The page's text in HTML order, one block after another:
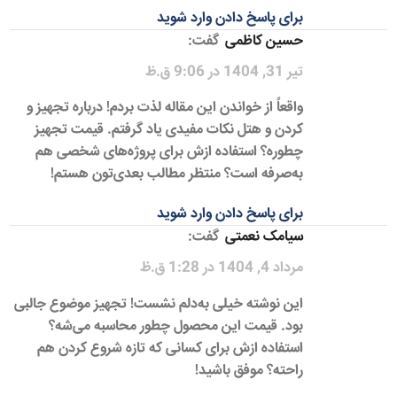
برای پاسخ دادن وارد شوید
حسین کاظمی گفت:
تیر 31, 1404 در 9:06 ق.ظ
واقعاً از خواندن این مقاله لذت بردم! درباره تجهیز و
کردن و هتل نکات مفیدی یاد گرفتم. قیمت تجهیز
چطوره؟ استفاده ازش برای پروژه‌های شخصی هم
به‌صرفه است؟ منتظر مطالب بعدی‌تون هستم!
برای پاسخ دادن وارد شوید
سیامک نعمتی گفت:
مرداد 4, 1404 در 1:28 ق.ظ
این نوشته خیلی به‌دلم نشست! تجهیز موضوع جالبی
بود. قیمت این محصول چطور محاسبه می‌شه؟
استفاده ازش برای کسانی که تازه شروع کردن هم
راحته؟ موفق باشید!